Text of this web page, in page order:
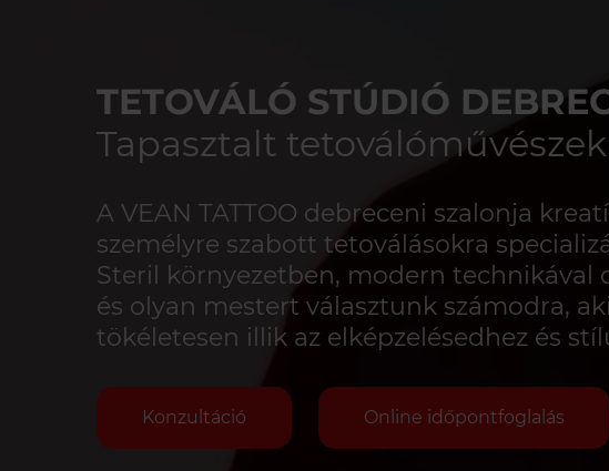
TETOVÁLÓ STÚDIÓ
Tapasztalt tetoválóművészek
A VEAN TATTOO debreceni szalonja
személyre szabott tetoválásokra
Steril környezetben, modern technikával
és olyan mestert választunk számodra, aki
tökéletesen illik az elképzelésedhez és
Konzultáció Online időpontfoglalás